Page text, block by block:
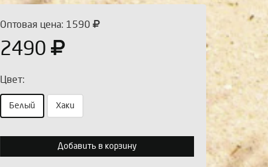
Оптовая цена: 1590
2490
Цвет:
Белый Хаки
Выберите количество:
Добавить в корзину